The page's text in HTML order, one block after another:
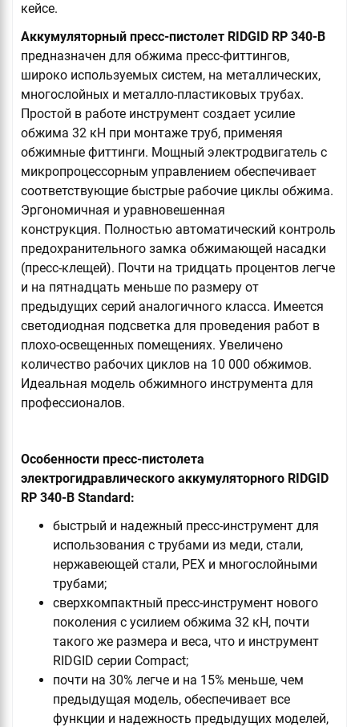
кейсе.
Аккумуляторный пресс-пистолет RIDGID RP 340-B
предназначен для обжима пресс-фиттингов,
широко используемых систем, на металлических,
многослойных и металло-пластиковых трубах.
Простой в работе инструмент создает усилие
обжима 32 кН при монтаже труб, применяя
обжимные фиттинги. Мощный электродвигатель с
микропроцессорным управлением обеспечивает
соответствующие быстрые рабочие циклы обжима.
Эргономичная и уравновешенная
конструкция. Полностью автоматический контроль
предохранительного замка обжимающей насадки
(пресс-клещей). Почти на тридцать процентов легче
и на пятнадцать меньше по размеру от
предыдущих серий аналогичного класса. Имеется
светодиодная подсветка для проведения работ в
плохо-освещенных помещениях. Увеличено
количество рабочих циклов на 10 000 обжимов.
Идеальная модель обжимного инструмента для
профессионалов.
Особенности пресс-пистолета
электрогидравлического аккумуляторного RIDGID
RP 340-B Standard:
быстрый и надежный пресс-инструмент для
использования с трубами из меди, стали,
нержавеющей стали, PEX и многослойными
трубами;
сверхкомпактный пресс-инструмент нового
поколения с усилием обжима 32 кН, почти
такого же размера и веса, что и инструмент
RIDGID серии Compact;
почти на 30% легче и на 15% меньше, чем
предыдущая модель, обеспечивает все
функции и надежность предыдущих моделей,